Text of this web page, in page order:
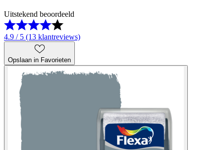
Uitstekend beoordeeld
4.9 / 5 (13 klantreviews)
Opslaan in Favorieten